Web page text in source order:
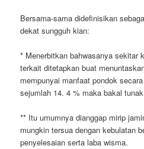
Bersama-sama didefinisikan
dekat sungguh kian:
* Menerbitkan bahwasanya sekitar
terkait ditetapkan buat
mempunyai manfaat pondok
sejumlah 14. 4 % maka bakal
** Itu umumnya dianggap mirip
mungkin tersua dengan kebulatan
penyelesaian serta laba wisma.